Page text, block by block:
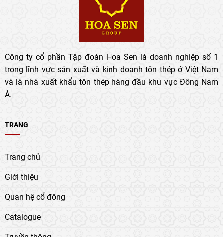
Công ty cổ phần Tập đoàn Hoa Sen là doanh nghiệp số 1
trong lĩnh vực sản xuất và kinh doanh tôn thép ở Việt Nam
và là nhà xuất khẩu tôn thép hàng đầu khu vực Đông Nam
Á.
TRANG
Trang chủ
Giới thiệu
Quan hệ cổ đông
Catalogue